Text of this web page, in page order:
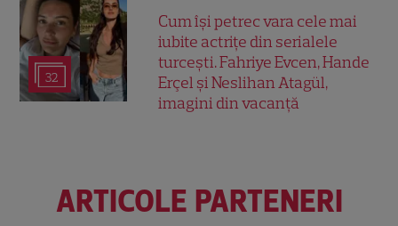
32
Cum își petrec vara cele mai
iubite actrițe din serialele
turcești. Fahriye Evcen, Hande
Erçel și Neslihan Atagül,
imagini din vacanță
ARTICOLE PARTENERI